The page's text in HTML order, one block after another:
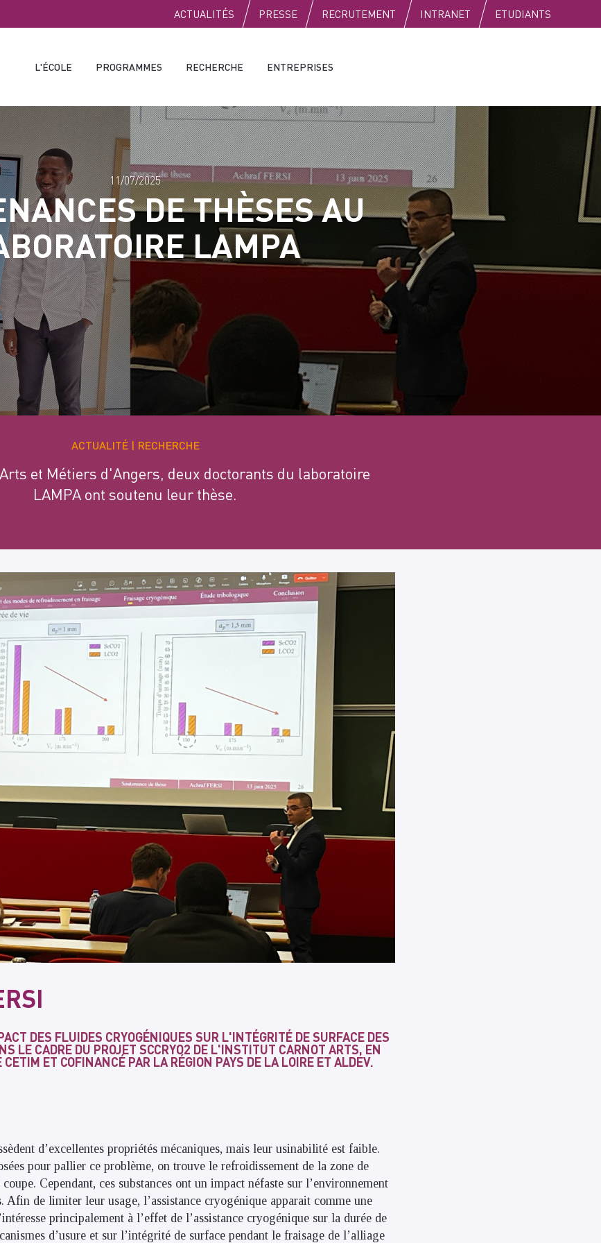
PUBLIC
ACTUALITÉS PRESSE RECRUTEMENT INTRANET ETUDIANTS
L'ÉCOLE PROGRAMMES RECHERCHE ENTREPRISES
DE THÈSES AU
LAMPA
11/07/2025
ACTUALITÉ RECHERCHE
et Métiers d'Angers, deux doctorants du laboratoire
LAMPA ont soutenu leur thèse.
DES FLUIDES CRYOGÉNIQUES SUR L'INTÉGRITÉ DE SURFACE DES
LE CADRE DU PROJET SCCRYO2 DE L'INSTITUT CARNOT ARTS, EN
ET COFINANCÉ PAR LA RÉGION PAYS DE LA LOIRE ET ALDEV.
d’excellentes propriétés mécaniques, mais leur usinabilité est faible.
pour pallier ce problème, on trouve le refroidissement de la zone de
Cependant, ces substances ont un impact néfaste sur l’environnement
Afin de limiter leur usage, l’assistance cryogénique apparait comme une
principalement à l’effet de l’assistance cryogénique sur la durée de
d’usure et sur l’intégrité de surface pendant le fraisage de l’alliage